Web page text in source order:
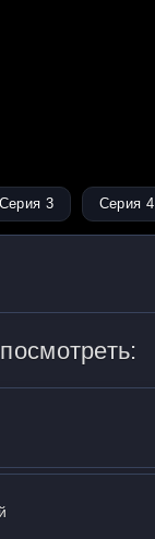
Серия 3 Серия 4